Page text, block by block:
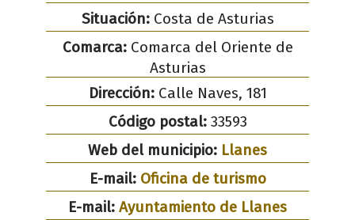
Situación:Costa de Asturias
Comarca:Comarca del Oriente de
Asturias
Dirección:Calle Naves, 181
Código postal:33593
Web del municipio: Llanes
E-mail: Oficina de turismo
E-mail: Ayuntamiento de Llanes